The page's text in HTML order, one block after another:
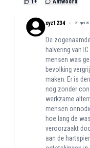
1 + Antwoord
xyz1234 21 april
De
halvering van
mensen was
bevolking
maken. Er is
nog zonder
werkzame
mensen
hoe lang de
veroorzaakt
aan de